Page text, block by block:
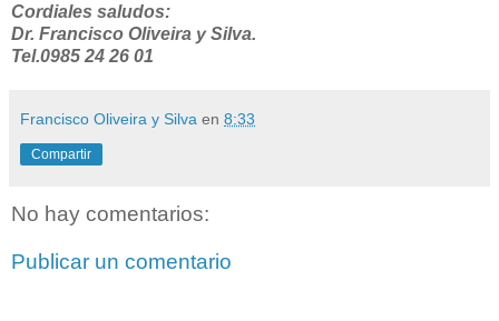
Cordiales saludos:
Dr. Francisco Oliveira y Silva.
Tel.0985 24 26 01
Francisco Oliveira y Silva en 8:33
Compartir
No hay comentarios:
Publicar un comentario